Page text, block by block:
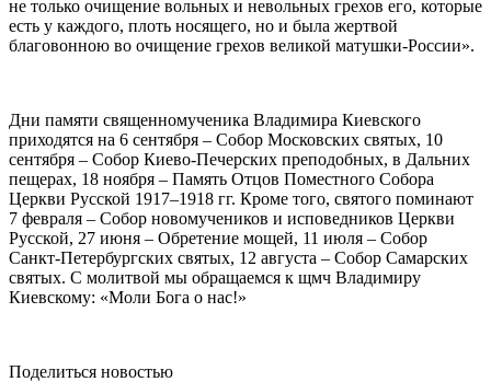
не только очищение вольных и невольных грехов его, которые
есть у каждого, плоть носящего, но и была жертвой
благовонною во очищение грехов великой матушки-России».
Дни памяти священномученика Владимира Киевского
приходятся на 6 сентября – Собор Московских святых, 10
сентября – Собор Киево-Печерских преподобных, в Дальних
пещерах, 18 ноября – Память Отцов Поместного Собора
Церкви Русской 1917–1918 гг. Кроме того, святого поминают
7 февраля – Собор новомучеников и исповедников Церкви
Русской, 27 июня – Обретение мощей, 11 июля – Собор
Санкт-Петербургских святых, 12 августа – Собор Самарских
святых. С молитвой мы обращаемся к щмч Владимиру
Киевскому: «Моли Бога о нас!»
Поделиться новостью